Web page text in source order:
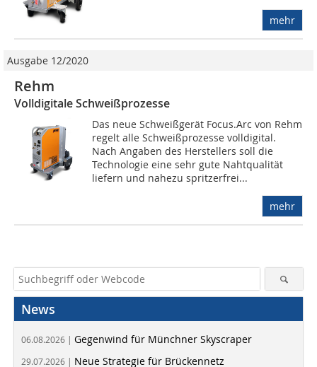
mehr
Ausgabe 12/2020
Rehm
Volldigitale Schweißprozesse
Das neue Schweißgerät Focus.Arc von Rehm
regelt alle Schweißprozesse volldigital.
Nach Angaben des Herstellers soll die
Technologie eine sehr gute Nahtqualität
liefern und nahezu spritzerfrei...
mehr
News
06.08.2026 | Gegenwind für Münchner Skyscraper
29.07.2026 | Neue Strategie für Brückennetz